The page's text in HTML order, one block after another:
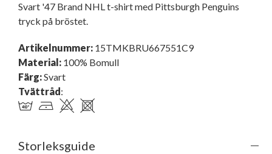
Svart '47 Brand NHL t-shirt med Pittsburgh Penguins
tryck på bröstet.
Artikelnummer: 15TMKBRU667551C9
Material: 100% Bomull
Färg:Svart
Tvättråd :
Storleksguide